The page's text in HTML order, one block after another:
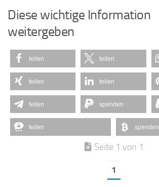
Diese wichtige Information
weitergeben
teilen teilen
teilen teilen
teilen spenden
teilen spenden
Seite 1 von 1
1